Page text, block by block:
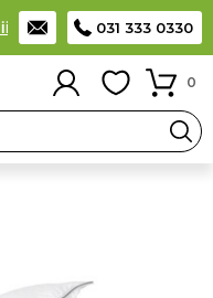
Producător român de
031 333 0330
0